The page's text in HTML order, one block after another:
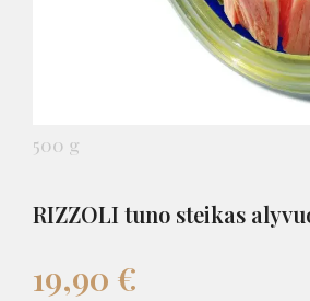
500 g
RIZZOLI tuno steikas
19,90 €